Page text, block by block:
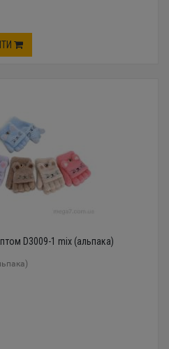
D3009-1 mix (альпака)